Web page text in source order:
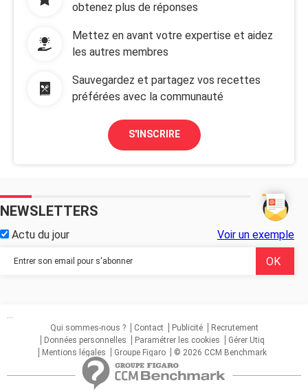
obtenez plus de réponses
Mettez en avant votre expertise et aidez
les autres membres
Sauvegardez et partagez vos recettes
préférées avec la communauté
S'INSCRIRE
NEWSLETTERS
Actu du jour Voir un exemple
...
Qui sommes-nous ?
Contact Publicité
Recrutement
Données personnelles
Paramétrer les cookies
Gérer Utiq
Mentions légales
Groupe Figaro © 2026 CCM Benchmark